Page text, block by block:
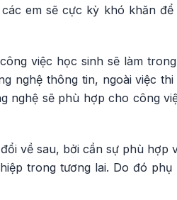
em sẽ cực kỳ khó khăn
việc học sinh sẽ làm
nghệ thông tin, ngoài việc
nghệ sẽ phù hợp cho công
về sau, bởi cần sự phù hợp
trong tương lai. Do đó